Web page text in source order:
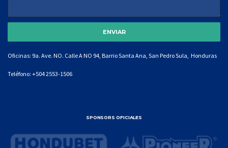
Oficinas: 9a. Ave. NO. Calle A NO 94, Barrio Santa Ana, San Pedro Sula, Honduras
Teléfono: +504 2553-1506
SPONSORS OFICIALES